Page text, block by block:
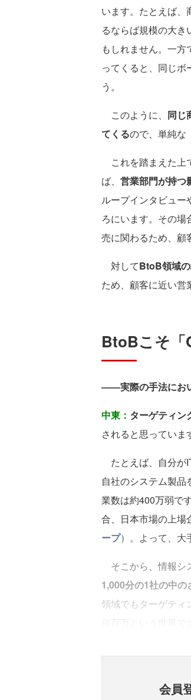
います。たとえば、
るならば規模の大
もしれません。一
ってくると、同じボ
う。
このように、 同じ
てくるので、単純な
これを踏まえた上
ば、 営業部門が持つ
ループインタビュー
ろにいます。その場
売に関わるため、顧
対してBtoB領域
ため、顧客に近い営
BtoBこそ「
――実際の手法にお
中東： ターゲティン
されると思っていま
たとえば、自分が
自社のシステム製
業数は約400万弱で
合、日本市場の上場
ープ）。よって、大
そこから、情報シ
1,000分の1社の中
領域でもターゲティ
会員